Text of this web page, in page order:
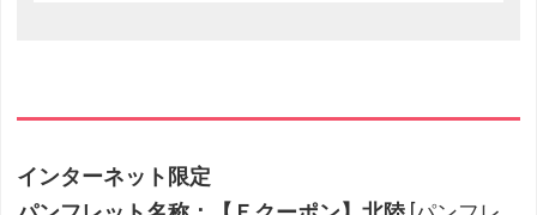
インターネット限定